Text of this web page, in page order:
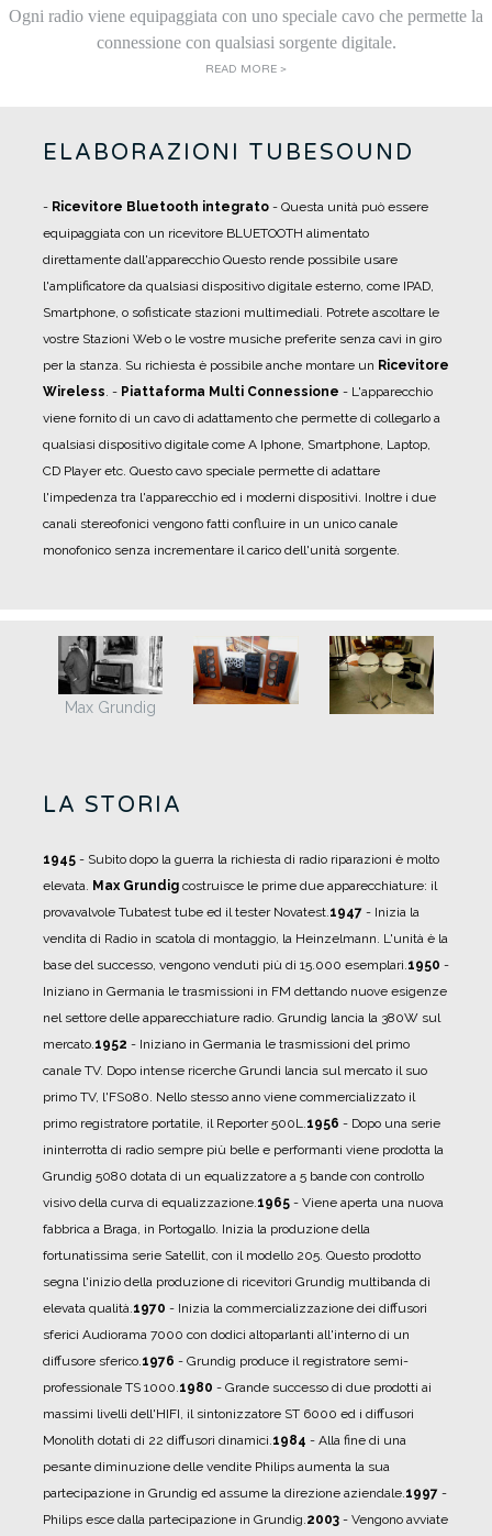
Ogni radio viene equipaggiata con uno speciale cavo che permette la
connessione con qualsiasi sorgente digitale.
READ MORE >
ELABORAZIONI TUBESOUND
- Ricevitore Bluetooth integrato - Questa unità può essere
equipaggiata con un ricevitore BLUETOOTH alimentato
direttamente dall'apparecchio Questo rende possibile usare
l'amplificatore da qualsiasi dispositivo digitale esterno, come IPAD,
Smartphone, o sofisticate stazioni multimediali. Potrete ascoltare le
vostre Stazioni Web o le vostre musiche preferite senza cavi in giro
per la stanza. Su richiesta è possibile anche montare un Ricevitore
Wireless - Piattaforma Multi Connessione - L'apparecchio
viene fornito di un cavo di adattamento che permette di collegarlo a
qualsiasi dispositivo digitale come A Iphone, Smartphone, Laptop,
CD Player etc. Questo cavo speciale permette di adattare
l'impedenza tra l'apparecchio ed i moderni dispositivi. Inoltre i due
canali stereofonici vengono fatti confluire in un unico canale
monofonico senza incrementare il carico dell'unità sorgente.
Max Grundig
LA STORIA
1945 - Subito dopo la guerra la richiesta di radio riparazioni è molto
elevata. Max Grundig costruisce le prime due apparecchiature: il
provavalvole Tubatest tube ed il tester Novatest.1947 - Inizia la
vendita di Radio in scatola di montaggio, la Heinzelmann. L'unità è la
base del successo, vengono venduti più di 15.000 esemplari.1950 -
Iniziano in Germania le trasmissioni in FM dettando nuove esigenze
nel settore delle apparecchiature radio. Grundig lancia la 380W sul
mercato.1952 - Iniziano in Germania le trasmissioni del primo
canale TV. Dopo intense ricerche Grundi lancia sul mercato il suo
primo TV, l'FS080. Nello stesso anno viene commercializzato il
primo registratore portatile, il Reporter 500L.1956 - Dopo una serie
ininterrotta di radio sempre più belle e performanti viene prodotta la
Grundig 5080 dotata di un equalizzatore a 5 bande con controllo
visivo della curva di equalizzazione.1965 - Viene aperta una nuova
fabbrica a Braga, in Portogallo. Inizia la produzione della
fortunatissima serie Satellit, con il modello 205. Questo prodotto
segna l'inizio della produzione di ricevitori Grundig multibanda di
elevata qualità.1970 - Inizia la commercializzazione dei diffusori
sferici Audiorama 7000 con dodici altoparlanti all'interno di un
diffusore sferico.1976 - Grundig produce il registratore semi-
professionale TS 1000.1980 - Grande successo di due prodotti ai
massimi livelli dell'HIFI, il sintonizzatore ST 6000 ed i diffusori
Monolith dotati di 22 diffusori dinamici.1984 - Alla fine di una
pesante diminuzione delle vendite Philips aumenta la sua
partecipazione in Grundig ed assume la direzione aziendale.1997 -
Philips esce dalla partecipazione in Grundig.2003 - Vengono avviate